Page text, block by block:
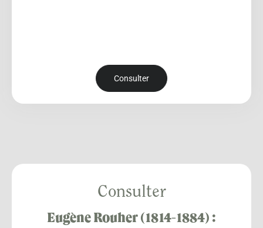
Consulter
Consulter
Eugène Rouher (1814-1884) :